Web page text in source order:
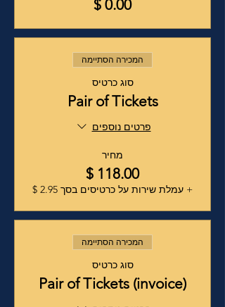
המכירה הסתיימה
סוג כרטיס
Pair of Tickets
פרטים נוספים
מחיר
+ עמלת שירות על כרטיסים בסך ‏2.95 ‏$
המכירה הסתיימה
סוג כרטיס
Pair of Tickets (invoice)